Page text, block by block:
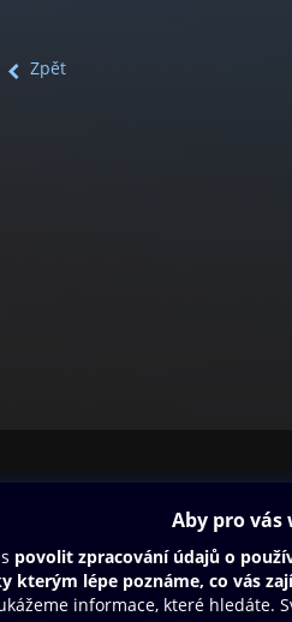
Zpět
Dárkový poukaz
Nápověda